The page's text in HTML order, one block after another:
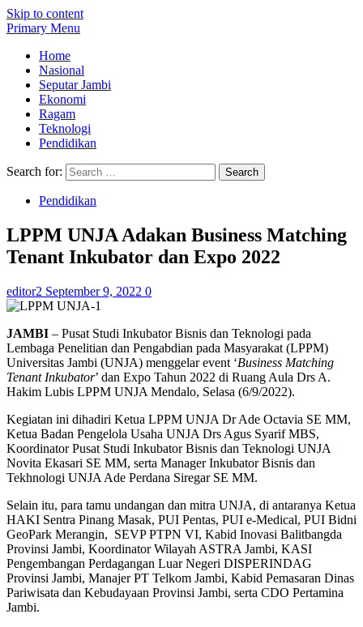
Skip to content
Primary Menu
Home
Nasional
Seputar Jambi
Ekonomi
Ragam
Teknologi
Pendidikan
Search for:
Pendidikan
LPPM UNJA Adakan Business Matching
Tenant Inkubator dan Expo 2022
editor2 September 9, 2022 0
JAMBI – Pusat Studi Inkubator Bisnis dan Teknologi pada
Lembaga Penelitian dan Pengabdian pada Masyarakat (LPPM)
Universitas Jambi (UNJA) menggelar event ‘Business Matching
Tenant Inkubator’ dan Expo Tahun 2022 di Ruang Aula Drs A.
Hakim Lubis LPPM UNJA Mendalo, Selasa (6/9/2022).
Kegiatan ini dihadiri Ketua LPPM UNJA Dr Ade Octavia SE MM,
Ketua Badan Pengelola Usaha UNJA Drs Agus Syarif MBS,
Koordinator Pusat Studi Inkubator Bisnis dan Teknologi UNJA
Novita Ekasari SE MM, serta Manager Inkubator Bisnis dan
Tekhnologi UNJA Ade Perdana Siregar SE MM.
Selain itu, para tamu undangan dan mitra UNJA, di antaranya Ketua
HAKI Sentra Pinang Masak, PUI Pentas, PUI e-Medical, PUI Bidni
GeoPark Merangin, SEVP PTPN VI, Kabid Inovasi Balitbangda
Provinsi Jambi, Koordinator Wilayah ASTRA Jambi, KASI
Pengembangan Perdagangan Luar Negeri DISPERINDAG
Provinsi Jambi, Manajer PT Telkom Jambi, Kabid Pemasaran Dinas
Pariwisata dan Kebudayaan Provinsi Jambi, serta CDO Pertamina
Jambi.